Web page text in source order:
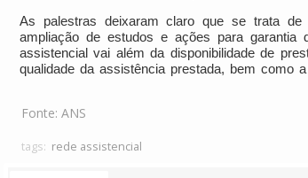
As palestras deixaram claro que se trata
ampliação de estudos e ações para garantia
assistencial vai além da disponibilidade de
qualidade da assistência prestada, bem como
Fonte: ANS
tags: rede assistencial